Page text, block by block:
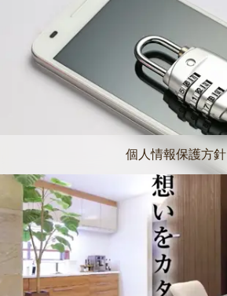
個人情報保護方針